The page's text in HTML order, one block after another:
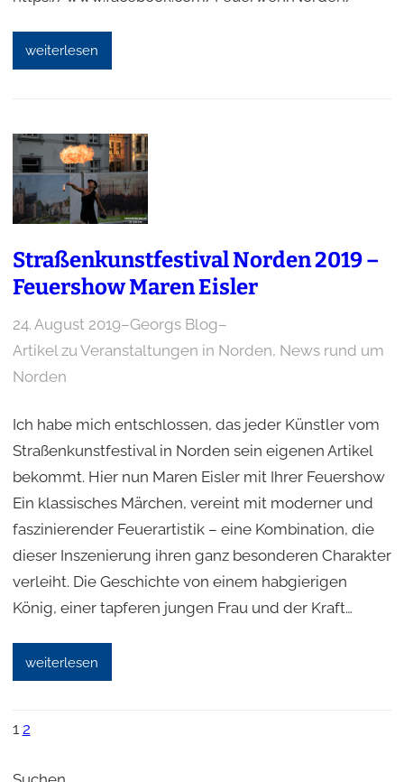
weiterlesen
Straßenkunstfestival Norden 2019 –
Feuershow Maren Eisler
24. August 2019–Georgs Blog–
Artikel zu Veranstaltungen in Norden, News rund um
Norden
Ich habe mich entschlossen, das jeder Künstler vom
Straßenkunstfestival in Norden sein eigenen Artikel
bekommt. Hier nun Maren Eisler mit Ihrer Feuershow
Ein klassisches Märchen, vereint mit moderner und
faszinierender Feuerartistik – eine Kombination, die
dieser Inszenierung ihren ganz besonderen Charakter
verleiht. Die Geschichte von einem habgierigen
König, einer tapferen jungen Frau und der Kraft…
weiterlesen
1 2